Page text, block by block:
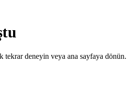
tekrar deneyin veya ana sayfaya dönün.